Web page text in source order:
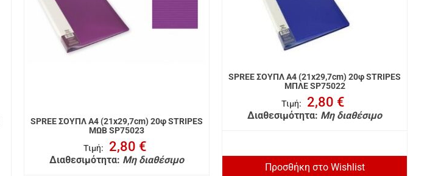
SPREE ΣΟΥΠΛ A4 (21x29,7cm) 20φ STRIPES
ΜΩΒ SP75023
Τιμή: 2,80 €
Διαθεσιμότητα: Μη διαθέσιμο
SPREE ΣΟΥΠΛ A4 (21x29,7cm) 20φ STRIPES
ΜΠΛΕ SP75022
Τιμή: 2,80 €
Διαθεσιμότητα: Μη διαθέσιμο
Προσθήκη στο Wishlist